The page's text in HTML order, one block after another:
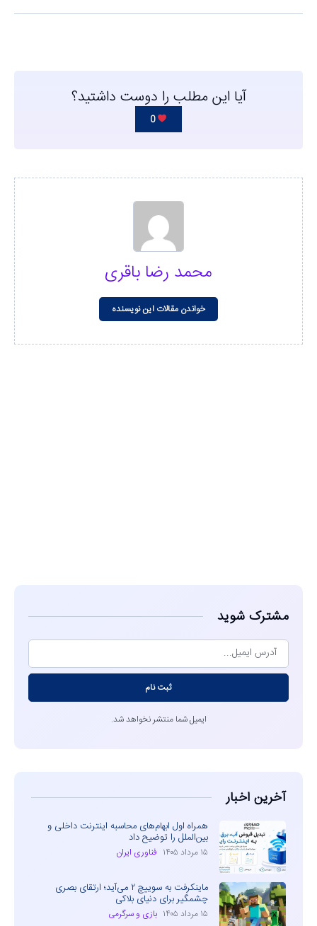
آیا این مطلب را دوست داشتید؟
0
محمد رضا باقری
خواندن مقالات این نویسنده
مشترک شوید
ثبت نام
ایمیل شما منتشر نخواهد شد.
آخرین اخبار
همراه اول ابهام‌های محاسبه اینترنت داخلی و
بین‌الملل را توضیح داد
۱۵ مرداد ۱۴۰۵ فناوری ایران
ماینکرفت به سوییچ ۲ می‌آید؛ ارتقای بصری
چشمگیر برای دنیای بلاکی
۱۵ مرداد ۱۴۰۵ بازی و سرگرمی